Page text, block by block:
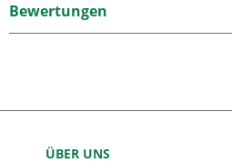
Bewertungen
ÜBER UNS